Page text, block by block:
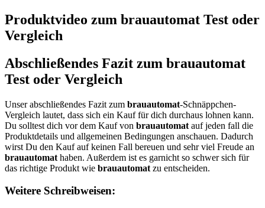
Produktvideo zum brauautomat Test oder
Vergleich
Abschließendes Fazit zum brauautomat
Test oder Vergleich
Unser abschließendes Fazit zum brauautomat-Schnäppchen-
Vergleich lautet, dass sich ein Kauf für dich durchaus lohnen kann.
Du solltest dich vor dem Kauf von brauautomat auf jeden fall die
Produktdetails und allgemeinen Bedingungen anschauen. Dadurch
wirst Du den Kauf auf keinen Fall bereuen und sehr viel Freude an
brauautomat haben. Außerdem ist es garnicht so schwer sich für
das richtige Produkt wie brauautomat zu entscheiden.
Weitere Schreibweisen: